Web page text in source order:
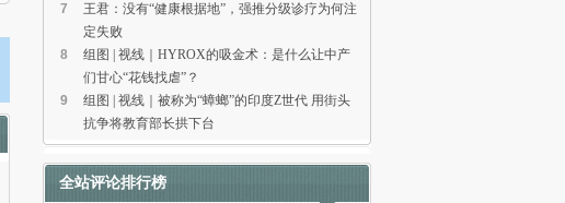
7
王君：没有“健康根据地”，强推分级诊疗为何注
定失败
8
组图 | 视线｜HYROX的吸金术：是什么让中产
们甘心“花钱找虐”？
9
组图 | 视线｜被称为“蟑螂”的印度Z世代 用街头
抗争将教育部长拱下台
全站评论排行榜